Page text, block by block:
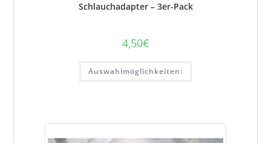
Schlauchadapter – 3er-Pack
4,50€
Auswahlmöglichkeiten:
Dieses
ist
Die